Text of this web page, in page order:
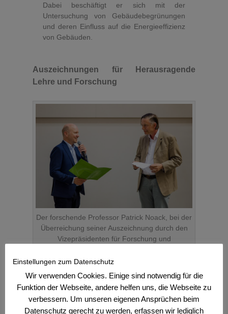
Dabei beschäftigt er sich mit der
Untersuchung von Gebäudebegrünungen
und deren Einfluss auf die Energieeffizienz
von Gebäuden.
Auszeichnungen für Herausragende
Lehre und Forschung
Der forschende Professor Patrick Noack, bei der
Überreichung seiner Auszeichnung durch den
Vizepräsidenten für Forschung und
Einstellungen zum Datenschutz
Wir verwenden Cookies. Einige sind notwendig für die
Funktion der Webseite, andere helfen uns, die Webseite zu
verbessern. Um unseren eigenen Ansprüchen beim
Datenschutz gerecht zu werden, erfassen wir lediglich